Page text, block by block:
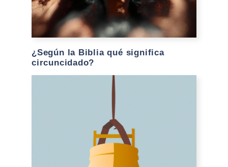
¿Según la Biblia qué significa
circuncidado?